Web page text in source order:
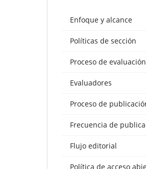
Enfoque y alcance
Políticas de sección
Proceso de
Evaluadores
Proceso de
Frecuencia de
Flujo editorial
Política de acceso